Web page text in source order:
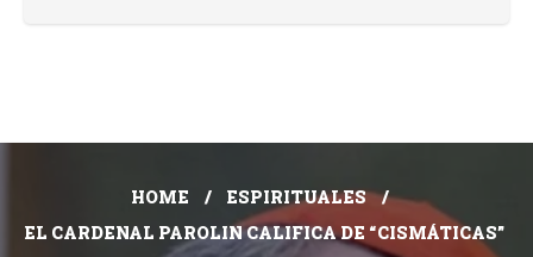
HOME
ESPIRITUALES
EL CARDENAL PAROLIN CALIFICA DE “CISMÁTICAS”